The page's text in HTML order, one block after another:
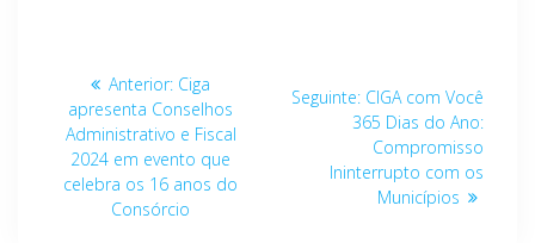
Navegação
Post
Anterior: Post
anterior:
Ciga
apresenta Conselhos
Administrativo e Fiscal
2024 em evento que
celebra os 16 anos do
Consórcio
Seguinte: Post
seguinte:
CIGA com Você
365 Dias do Ano:
Compromisso
Ininterrupto com os
Municípios